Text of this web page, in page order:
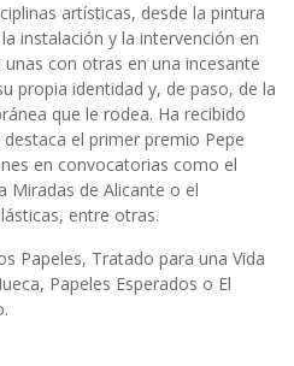
artísticas, desde la pintura
instalación y la intervención en
con otras en una incesante
propia identidad y, de paso, de la
que le rodea. Ha recibido
el primer premio Pepe
en convocatorias como el
Miradas de Alicante o el
entre otras.
Papeles, Tratado para una Vida
Papeles Esperados o El